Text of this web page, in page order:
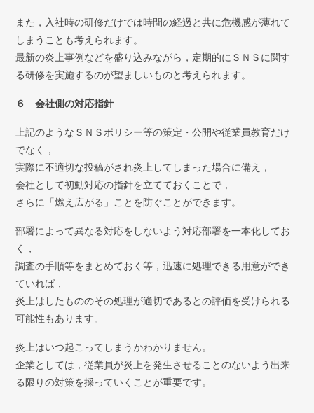
また，入社時の研修だけでは時間の経過と共に危機感が薄れて
しまうことも考えられます。
最新の炎上事例などを盛り込みながら，定期的にＳＮＳに関す
る研修を実施するのが望ましいものと考えられます。
６ 会社側の対応指針
上記のようなＳＮＳポリシー等の策定・公開や従業員教育だけ
でなく，
実際に不適切な投稿がされ炎上してしまった場合に備え，
会社として初動対応の指針を立てておくことで，
さらに「燃え広がる」ことを防ぐことができます。
部署によって異なる対応をしないよう対応部署を一本化してお
く，
調査の手順等をまとめておく等，迅速に処理できる用意ができ
ていれば，
炎上はしたもののその処理が適切であるとの評価を受けられる
可能性もあります。
炎上はいつ起こってしまうかわかりません。
企業としては，従業員が炎上を発生させることのないよう出来
る限りの対策を採っていくことが重要です。